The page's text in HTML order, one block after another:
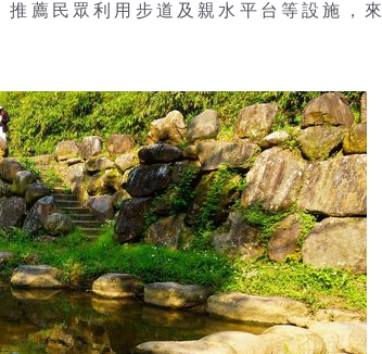
薦民眾利用步道及親水平台等設施，來